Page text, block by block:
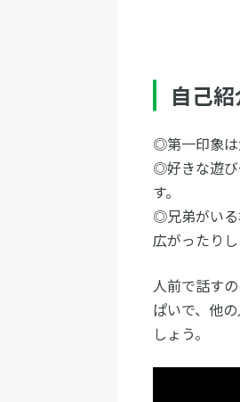
自己
◎第一印象は
◎好きな遊び
す。
◎兄弟がいる
広がったりし
人前で話す
ぱいで、他
しょう。